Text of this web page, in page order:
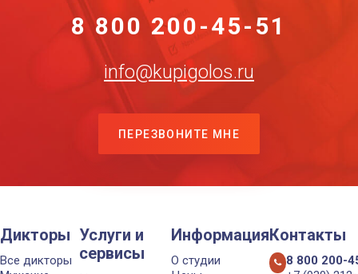
8 800 200-45-51
info@kupigolos.ru
ПЕРЕЗВОНИТЕ МНЕ
Дикторы
Все дикторы
Услуги и
сервисы
Информация
О студии
Контакты
8 800 200-